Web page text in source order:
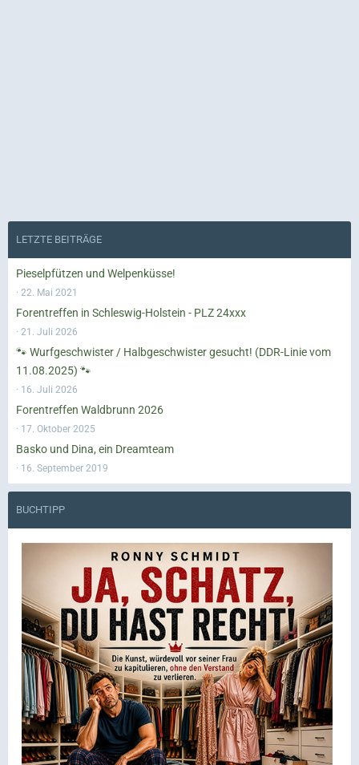
LETZTE BEITRÄGE
Pieselpfützen und Welpenküsse!
22. Mai 2021
Forentreffen in Schleswig-Holstein - PLZ 24xxx
21. Juli 2026
🐾 Wurfgeschwister / Halbgeschwister gesucht! (DDR-Linie vom
11.08.2025) 🐾
16. Juli 2026
Forentreffen Waldbrunn 2026
17. Oktober 2025
Basko und Dina, ein Dreamteam
16. September 2019
BUCHTIPP